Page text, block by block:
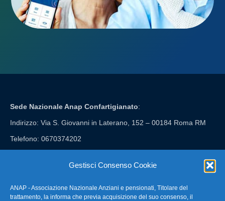
Gestisci Consenso Cookie
ANAP - Associazione Nazionale Anziani e pensionati, Titolare del
trattamento, la informa che previa acquisizione del suo consenso, il
Sede Nazionale Anap Confartigianato:
Indirizzo: Via S. Giovanni in Laterano, 152 – 00184 Roma RM
Telefono: 0670374202
FAQ – Domande Frequenti